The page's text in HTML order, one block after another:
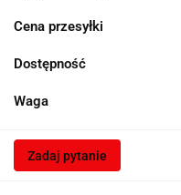
Cena przesyłki
Dostępność
Waga
Zadaj pytanie